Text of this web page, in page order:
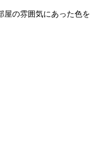
屋の雰囲気にあった色を